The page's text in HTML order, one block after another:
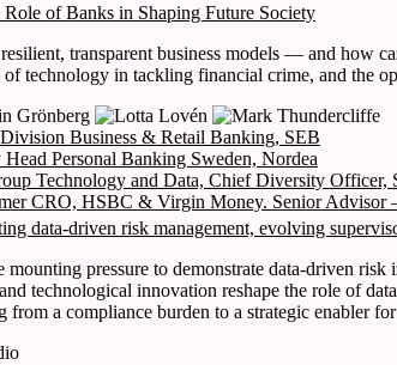
of Banks in Shaping Future Society
transparent business models — and how
technology in tackling financial crime, and the
Business & Retail Banking, SEB
Personal Banking Sweden, Nordea
Technology and Data, Chief Diversity Officer,
CRO, HSBC & Virgin Money. Senior Advisor
data-driven risk management, evolving
mounting pressure to demonstrate data-driven
technological innovation reshape the role of
from a compliance burden to a strategic enabler